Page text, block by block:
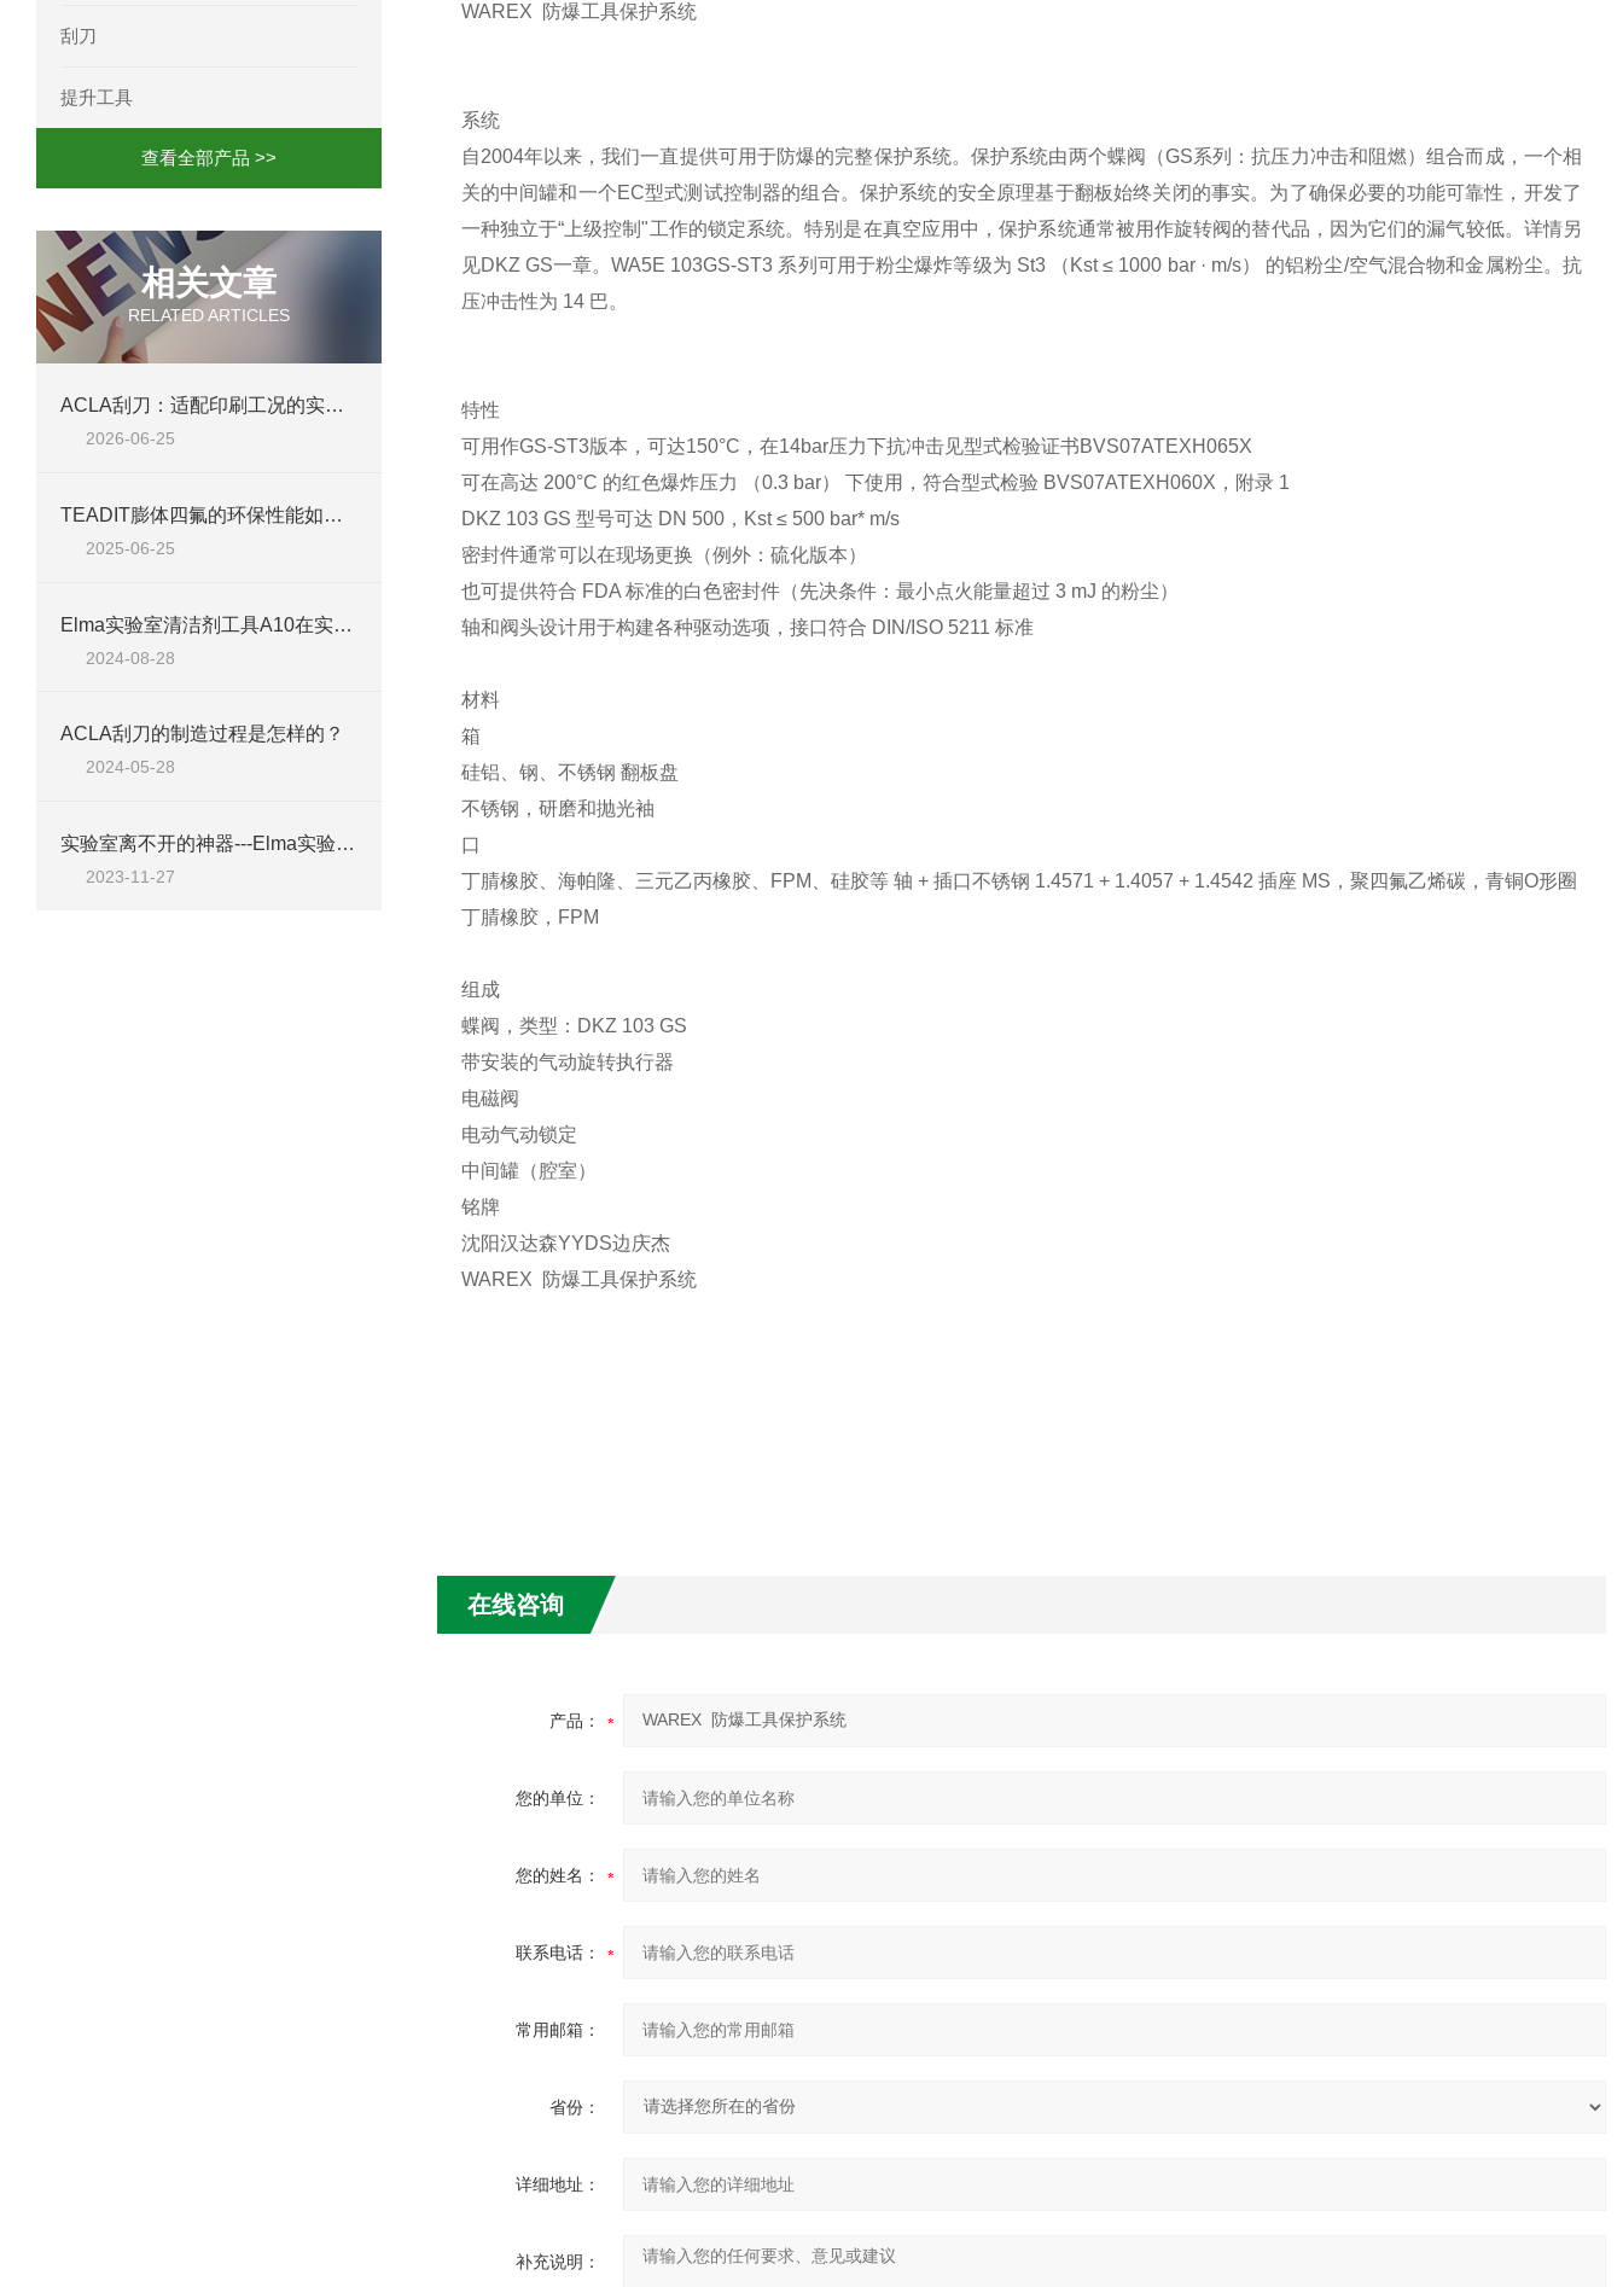
刮刀
提升工具
查看全部产品 >>
相关文章
RELATED ARTICLES
ACLA刮刀：适配印刷工况的实用工艺配件
2026-06-25
TEADIT膨体四氟的环保性能如何？
2025-06-25
Elma实验室清洁剂工具A10在实验室清洁中的应用
2024-08-28
ACLA刮刀的制造过程是怎样的？
2024-05-28
实验室离不开的神器---Elma实验室清洁剂工具A10
2023-11-27
WAREX 防爆工具保护系统
系统
自2004年以来，我们一直提供可用于防爆的完整保护系统。保护系统由两个蝶阀（GS系列：抗压力冲击和阻燃）组合而成，一个相
关的中间罐和一个EC型式测试控制器的组合。保护系统的安全原理基于翻板始终关闭的事实。为了确保必要的功能可靠性，开发了
一种独立于“上级控制"工作的锁定系统。特别是在真空应用中，保护系统通常被用作旋转阀的替代品，因为它们的漏气较低。详情另
见DKZ GS一章。WA5E 103GS-ST3 系列可用于粉尘爆炸等级为 St3 （Kst ≤ 1000 bar · m/s） 的铝粉尘/空气混合物和金属粉尘。抗
压冲击性为 14 巴。
特性
可用作GS-ST3版本，可达150°C，在14bar压力下抗冲击见型式检验证书BVS07ATEXH065X
可在高达 200°C 的红色爆炸压力 （0.3 bar） 下使用，符合型式检验 BVS07ATEXH060X，附录 1
DKZ 103 GS 型号可达 DN 500，Kst ≤ 500 bar* m/s
密封件通常可以在现场更换（例外：硫化版本）
也可提供符合 FDA 标准的白色密封件（先决条件：最小点火能量超过 3 mJ 的粉尘）
轴和阀头设计用于构建各种驱动选项，接口符合 DIN/ISO 5211 标准
材料
箱
硅铝、钢、不锈钢 翻板盘
不锈钢，研磨和抛光袖
口
丁腈橡胶、海帕隆、三元乙丙橡胶、FPM、硅胶等 轴 + 插口不锈钢 1.4571 + 1.4057 + 1.4542 插座 MS，聚四氟乙烯碳，青铜O形圈
丁腈橡胶，FPM
组成
蝶阀，类型：DKZ 103 GS
带安装的气动旋转执行器
电磁阀
电动气动锁定
中间罐（腔室）
铭牌
沈阳汉达森YYDS边庆杰
WAREX 防爆工具保护系统
在线咨询
产品：
您的单位：
您的姓名：
联系电话：
常用邮箱：
省份：
详细地址：
补充说明：